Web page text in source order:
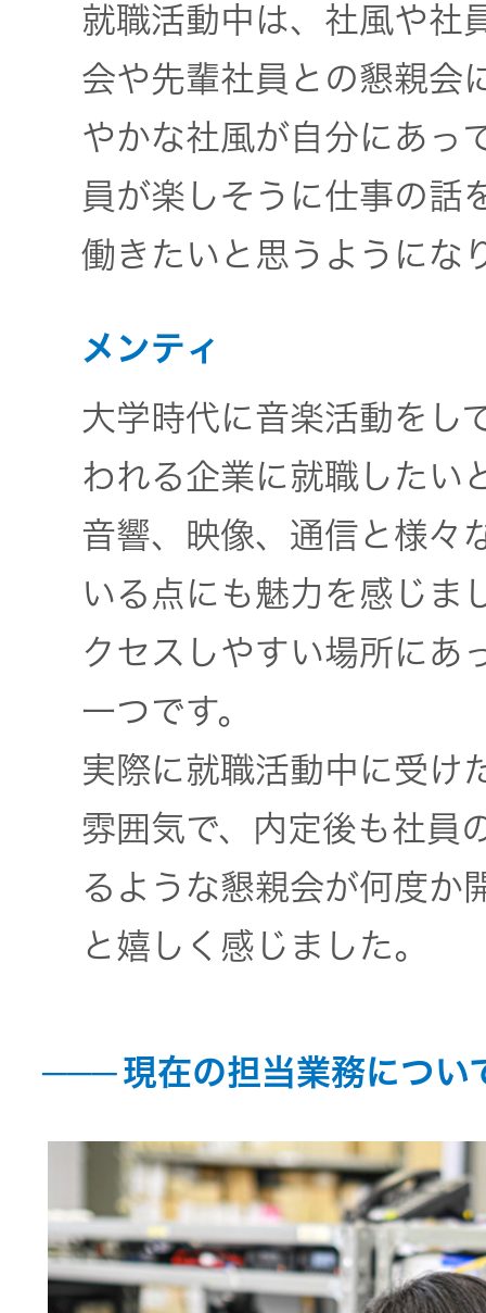
装置
ポータブ
ル電源
Victor トッ
プ
プロジェ
クター
オコンポ
ヘッドホ
ン・イヤ
ワイヤレ
スボイス
レシーバ
ー（集音
器）
スシアタ
ワイヤレ
カー
イヤープ
ラグ
新卒採用
中途採用
採用
オープン
カンパニ
ー
採用情報
トップ
IRに関する
お問い合わ
せ
用語集
トップ
就職活動中は、社風や社
会や先輩社員との懇親会
やかな社風が自分にあっ
員が楽しそうに仕事の話
働きたいと思うようにな
メンティ
大学時代に音楽活動をし
われる企業に就職したい
音響、映像、通信と様々
いる点にも魅力を感じま
クセスしやすい場所にあ
一つです。
実際に就職活動中に受け
雰囲気で、内定後も社員
るような懇親会が何度か
と嬉しく感じました。
現在の担当業務につい